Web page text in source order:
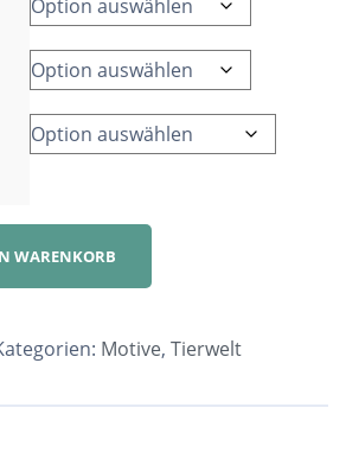
WARENKORB
Motive, Tierwelt